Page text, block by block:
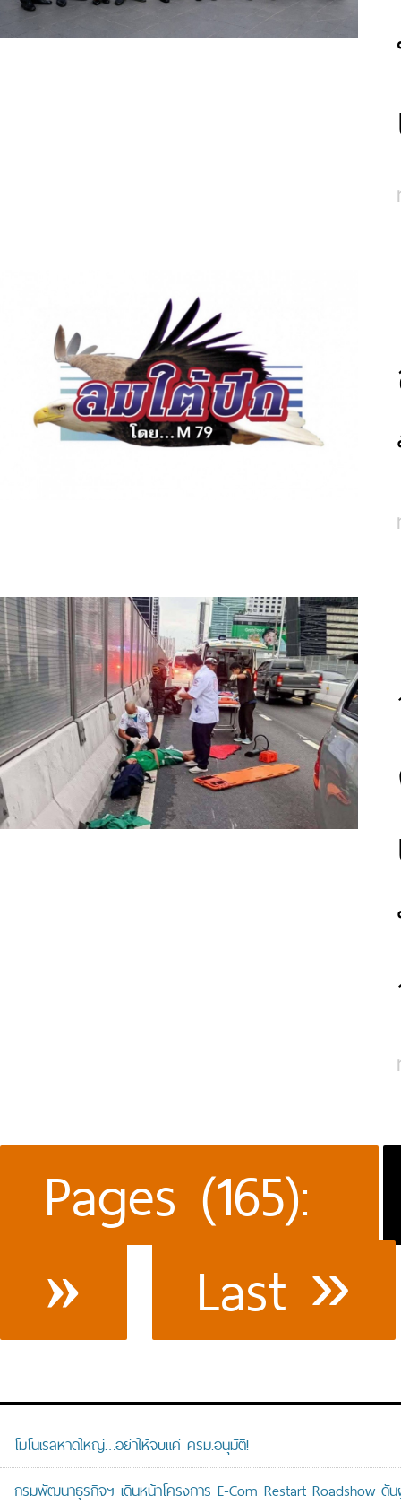
Pages (165):
» ... Last »
โมโนเรลหาดใหญ่…อย่าให้จบแค่ ครม.อนุมัติ!
กรมพัฒนาธุรกิจฯ เดินหน้าโครงการ E-Com Restart Roadshow ดั